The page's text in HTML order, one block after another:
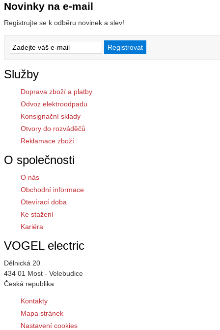
Novinky na e-mail
Registrujte se k odběru novinek a slev!
Služby
Doprava zboží a platby
Odvoz elektroodpadu
Konsignační sklady
Otvory do rozváděčů
Reklamace zboží
O společnosti
O nás
Obchodní informace
Otevírací doba
Ke stažení
Kariéra
VOGEL electric
Dělnická 20
434 01 Most - Velebudice
Česká republika
Kontakty
Mapa stránek
Nastavení cookies